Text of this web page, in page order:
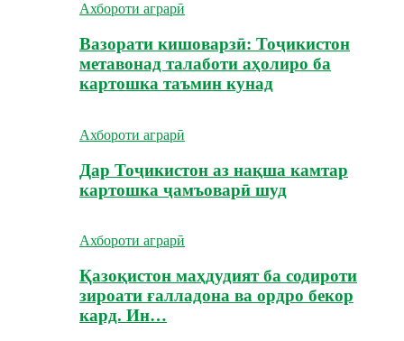
Ахбороти аграрӣ
Вазорати кишоварзӣ: Тоҷикистон
метавонад талаботи аҳолиро ба
картошка таъмин кунад
Ахбороти аграрӣ
Дар Тоҷикистон аз нақша камтар
картошка ҷамъоварӣ шуд
Ахбороти аграрӣ
Қазоқистон маҳдудият ба содироти
зироати ғалладона ва ордро бекор
кард. Ин…